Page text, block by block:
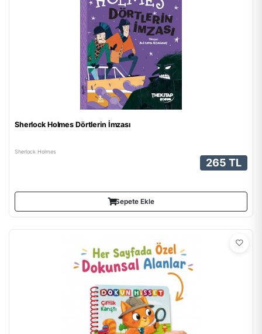
Sherlock Holmes Dörtlerin İmzası
Sherlock Holmes
265 TL
Sepete Ekle